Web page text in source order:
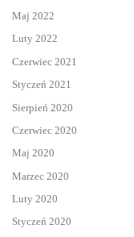
Maj 2022
Luty 2022
Czerwiec 2021
Styczeń 2021
Sierpień 2020
Czerwiec 2020
Maj 2020
Marzec 2020
Luty 2020
Styczeń 2020